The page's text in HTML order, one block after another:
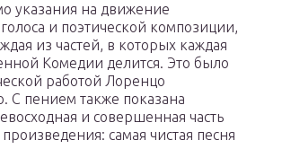
указания на движение
и поэтической композиции,
из частей, в которых каждая
Комедии делится. Это было
работой Лоренцо
С пением также показана
и совершенная часть
самая чистая песня